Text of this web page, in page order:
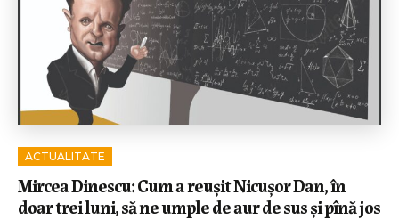
ACTUALITATE
Mircea Dinescu: Cum a reușit Nicușor Dan, în
doar trei luni, să ne umple de aur de sus și pînă jos